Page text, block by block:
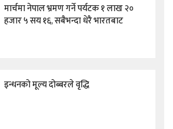
मार्चमा नेपाल भ्रमण गर्ने पर्यटक १ लाख २०
हजार ५ सय १६, सबैभन्दा धेरै भारतबाट
इन्धनको मूल्य दोब्बरले वृद्धि